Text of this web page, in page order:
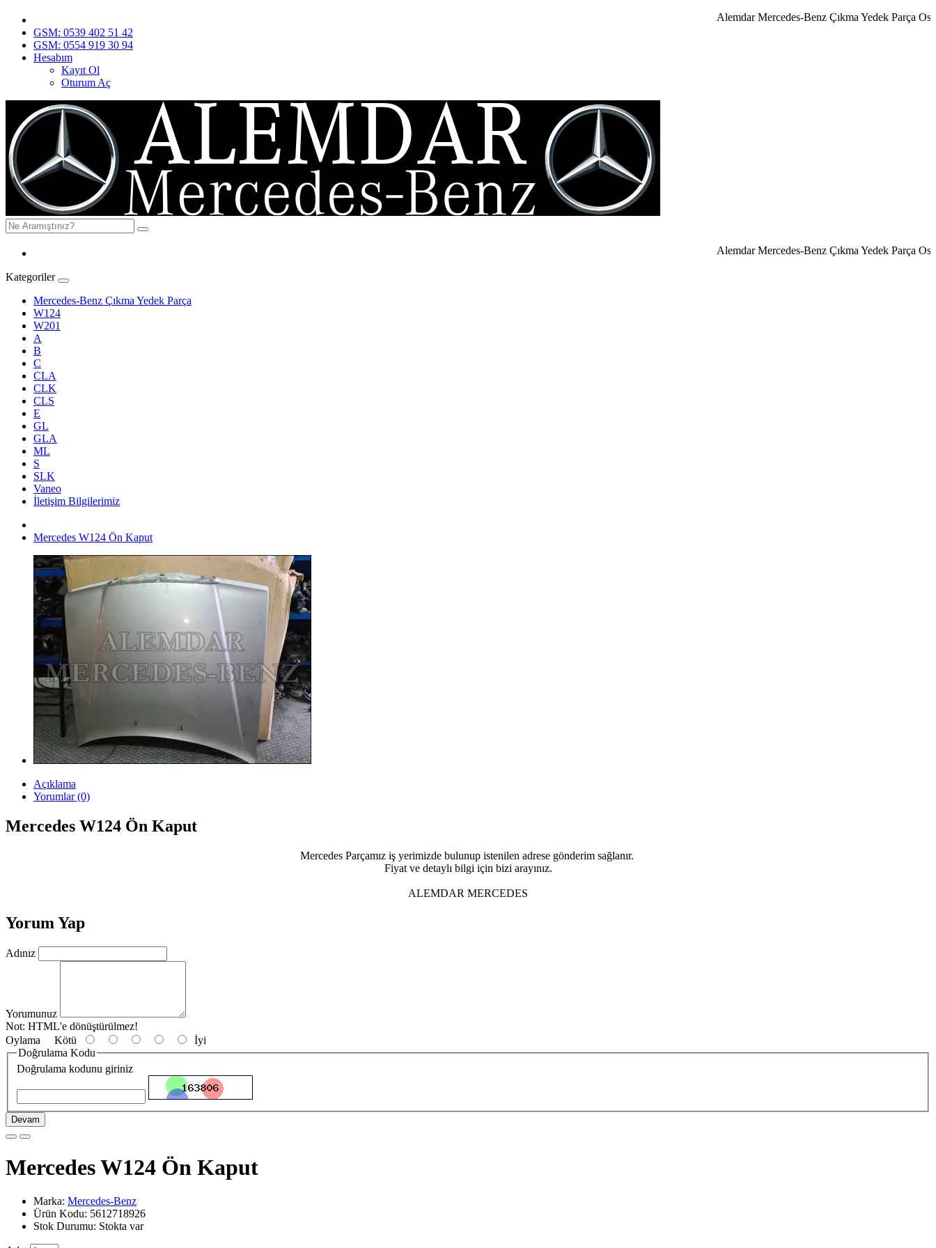
Alemdar Mercedes-Benz Çıkma Yedek Parça Ostim
GSM: 0539 402 51 42
GSM: 0554 919 30 94
Hesabım
Kayıt Ol
Oturum Aç
Alemdar Mercedes-Benz Çıkma Yedek Parça Ostim
Kategoriler
Mercedes-Benz Çıkma Yedek Parça
W124
W201
A
B
C
CLA
CLK
CLS
E
GL
GLA
ML
S
SLK
Vaneo
İletişim Bilgilerimiz
Mercedes W124 Ön Kaput
Açıklama
Yorumlar (0)
Mercedes W124 Ön Kaput
Mercedes Parçamız iş yerimizde bulunup istenilen adrese gönderim sağlanır.
Fiyat ve detaylı bilgi için bizi arayınız.
ALEMDAR MERCEDES
Yorum Yap
Adınız
Yorumunuz
Not: HTML'e dönüştürülmez!
Oylama Kötü
İyi
Doğrulama Kodu
Doğrulama kodunu giriniz
Devam
Mercedes W124 Ön Kaput
Marka: Mercedes-Benz
Ürün Kodu: 5612718926
Stok Durumu: Stokta var